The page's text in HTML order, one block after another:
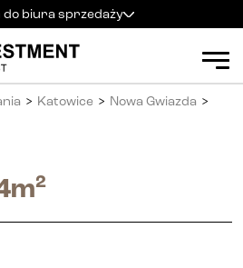
do biura sprzedaży
+48 600 900 500
Biuro sprzedaży
Al. Solidarności 34
> Katowice > Nowa Gwiazda >
m2